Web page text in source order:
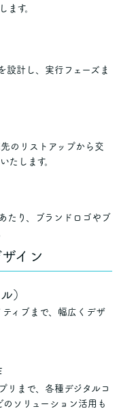
ます。
設計し、実行フェーズま
のリストアップから交
たします。
たり、ブランドロゴやブ
イン
）
ィブまで、幅広くデザ
リまで、各種デジタルコ
のソリューション活用も